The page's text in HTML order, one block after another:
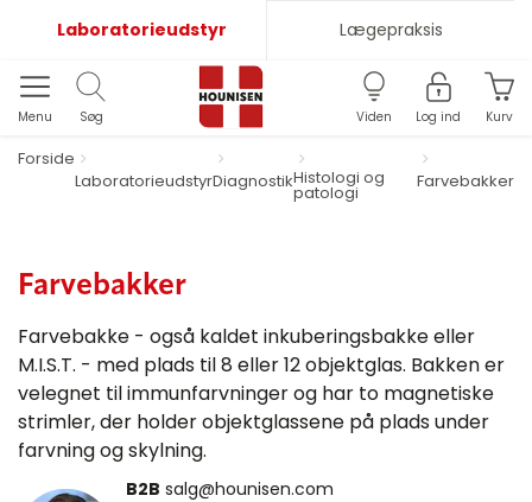
Laboratorieudstyr Lægepraksis
Menu Søg Viden Log ind Kurv
Forside
LaboratorieudstyrDiagnostikHistologi og
patologi
Farvebakker
Farvebakker
Farvebakke - også kaldet inkuberingsbakke eller
M.I.S.T. - med plads til 8 eller 12 objektglas. Bakken er
velegnet til immunfarvninger og har to magnetiske
strimler, der holder objektglassene på plads under
farvning og skylning.
B2B salg@hounisen.com